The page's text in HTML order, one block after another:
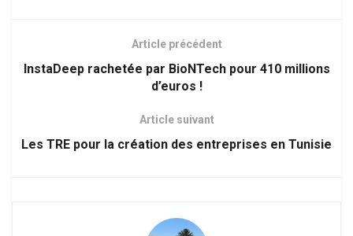
Article précédent
InstaDeep rachetée par BioNTech pour 410 millions
d’euros !
Article suivant
Les TRE pour la création des entreprises en Tunisie